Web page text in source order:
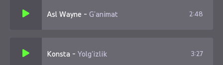
Asl Wayne - G’animat 2:48
Konsta - Yolg'izlik 3:27